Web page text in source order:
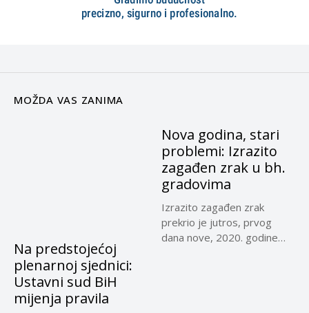
MOŽDA VAS ZANIMA
Na predstojećoj
plenarnoj sjednici:
Ustavni sud BiH
mijenja pravila
Nova godina, stari
problemi: Izrazito
zagađen zrak u bh.
gradovima
Izrazito zagađen zrak
prekrio je jutros, prvog
dana nove, 2020. godine